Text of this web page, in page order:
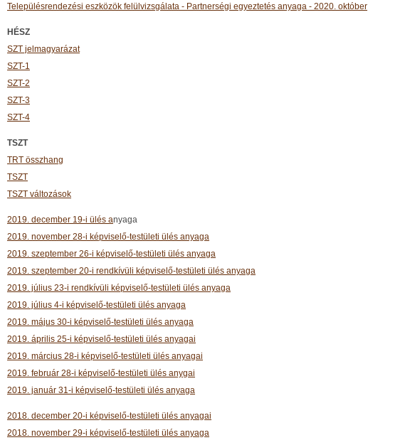
Településrendezési eszközök felülvizsgálata - Partnerségi egyeztetés anyaga - 2020. október
HÉSZ
SZT jelmagyarázat
SZT-1
SZT-2
SZT-3
SZT-4
TSZT
TRT összhang
TSZT
TSZT változások
2019. december 19-i ülés anyaga
2019. november 28-i képviselő-testületi ülés anyaga
2019. szeptember 26-i képviselő-testületi ülés anyaga
2019. szeptember 20-i rendkívüli képviselő-testületi ülés anyaga
2019. július 23-i rendkívüli képviselő-testületi ülés anyaga
2019. július 4-i képviselő-testületi ülés anyaga
2019. május 30-i képviselő-testületi ülés anyaga
2019. április 25-i képviselő-testületi ülés anyagai
2019. március 28-i képviselő-testületi ülés anyagai
2019. február 28-i képviselő-testületi ülés anygai
2019. január 31-i képviselő-testületi ülés anyaga
2018. december 20-i képviselő-testületi ülés anyagai
2018. november 29-i képviselő-testületi ülés anyaga